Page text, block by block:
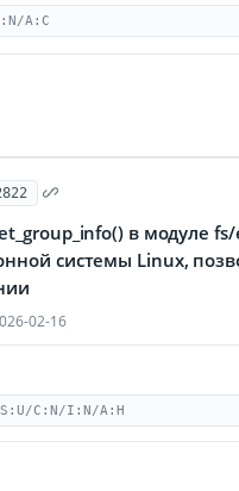
A:C
в модуле
системы Linux,
02-16
C:N/I:N/A:H